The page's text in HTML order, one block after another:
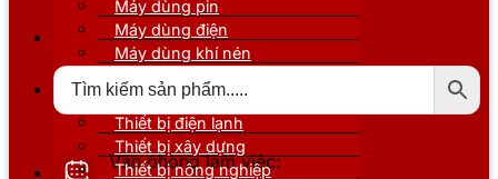
Văn phòng làm việc:
Máy dùng pin
Máy dùng điện
Máy dùng khí nén
Thiết bị nâng đỡ
Thiết bị điện lạnh
Thiết bị xây dựng
Thiết bị nông nghiệp